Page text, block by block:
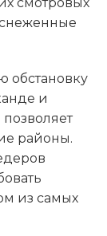
обстановку
и
позволяет
районы.
из самых